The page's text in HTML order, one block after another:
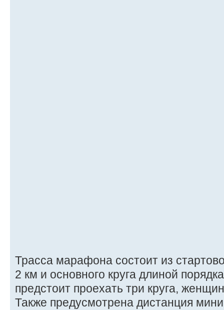
Трасса марафона состоит из
2 км и основного круга длиной
предстоит проехать три круга,
Также предусмотрена дистанция